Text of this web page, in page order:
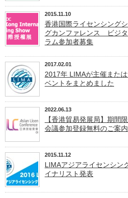
2015.11.10
香港国際ライセンシング
グカンファレンス ビジ
ラム参加者募集
2017.02.01
2017年 LIMAが主催また
ベントをまとめました
2022.06.13
【香港貿易発展局】期間
会議参加登録無料のご案内
2015.11.12
LIMAアジアライセンシ
イナリスト発表